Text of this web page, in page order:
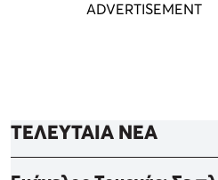
ΤΕΛΕΥΤΑΙΑ ΝΕΑ